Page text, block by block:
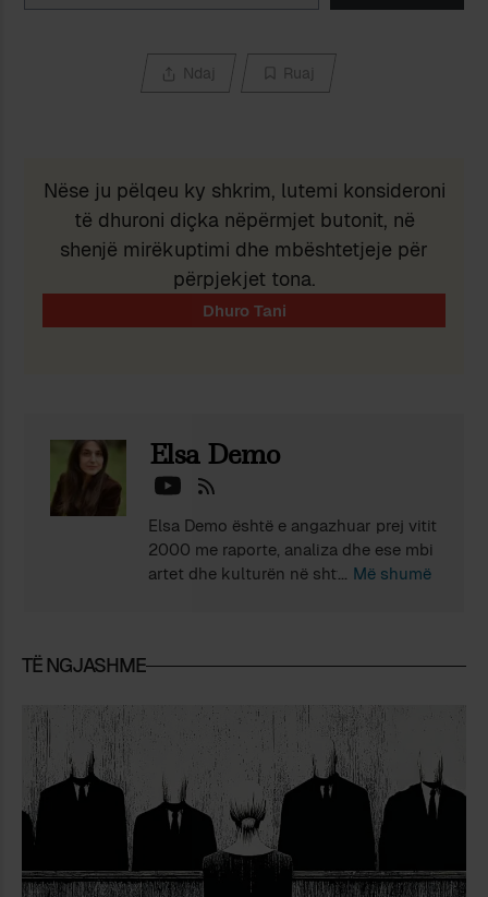
Ndaj Ruaj
Nëse ju pëlqeu ky shkrim, lutemi konsideroni
të dhuroni diçka nëpërmjet butonit, në
shenjë mirëkuptimi dhe mbështetjeje për
përpjekjet tona.
Elsa Demo
Elsa Demo është e angazhuar prej vitit
2000 me raporte, analiza dhe ese mbi
artet dhe kulturën në shtyp dhe
“Shqipëria tregon 1991-2010”. Është
Është e autore e “Te Teatri” (Berk,
2023) dhe “E gjelbër hiri në të zezë”
(Logbook, 2024). Jeton në Tiranë.
Më shumë
TË NGJASHME